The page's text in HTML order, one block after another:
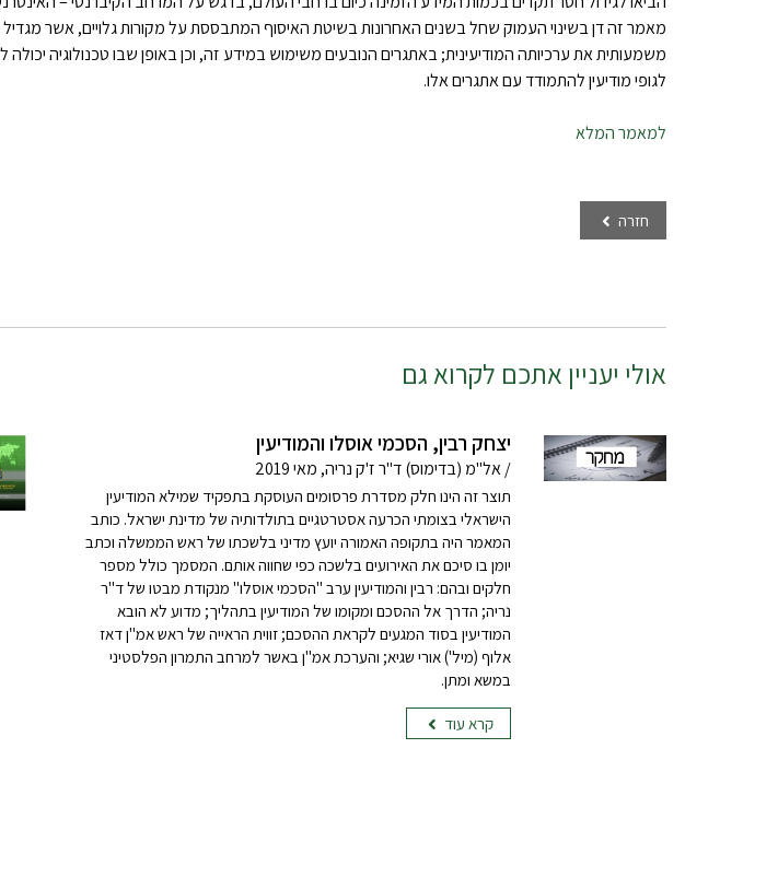
מאמר זה דן בשינוי העמוק שחל בשנים האחרונות בשיטת האיסוף המתבססת על מקורות גלויים, אשר מגדיל
משמעותית את ערכיותה המודיעינית; באתגרים הנובעים משימוש במידע זה, וכן באופן שבו טכנולוגיה יכולה
לגופי מודיעין להתמודד עם אתגרים אלו.
למאמר המלא
חזרה
אולי יעניין אתכם לקרוא גם
יצחק רבין, הסכמי אוסלו והמודיעין
/ אל"מ (בדימוס) ד"ר ז'ק נריה, מאי 2019
תוצר זה הינו חלק מסדרת פרסומים העוסקת בתפקיד שמילא המודיעין
הישראלי בצומתי הכרעה אסטרטגיים בתולדותיה של מדינת ישראל. כותב
המאמר היה בתקופה האמורה יועץ מדיני בלשכתו של ראש הממשלה וכתב
יומן בו סיכם את האירועים בלשכה כפי שחווה אותם. המסמך כולל מספר
חלקים ובהם: רבין והמודיעין ערב "הסכמי אוסלו" מנקודת מבטו של ד"ר
נריה; הדרך אל ההסכם ומקומו של המודיעין בתהליך; מדוע לא הובא
המודיעין בסוד המגעים לקראת ההסכם; זווית הראייה של ראש אמ"ן דאז
אלוף (מיל') אורי שגיא; והערכת אמ"ן באשר למרחב התמרון הפלסטיני
במשא ומתן.
קרא עוד